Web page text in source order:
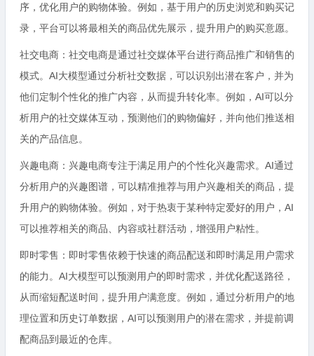
序，优化用户的购物体验。例如，基于用户的历史浏览和购买记
录，平台可以将最相关的商品优先展示，提升用户的购买意愿。
社交电商：社交电商是通过社交媒体平台进行商品推广和销售的
模式。AI大模型通过分析社交数据，可以识别出潜在客户，并为
他们定制个性化的推广内容，从而提升转化率。例如，AI可以分
析用户的社交媒体互动，预测他们的购物偏好，并向他们推送相
关的产品信息。
兴趣电商：兴趣电商专注于满足用户的个性化兴趣需求。AI通过
分析用户的兴趣图谱，可以精准推荐与用户兴趣相关的商品，提
升用户的购物体验。例如，对于热衷于某种特定爱好的用户，AI
可以推荐相关的商品、内容或社群活动，增强用户粘性。
即时零售：即时零售依赖于快速的商品配送和即时满足用户需求
的能力。AI大模型可以预测用户的即时需求，并优化配送路径，
从而缩短配送时间，提升用户满意度。例如，通过分析用户的地
理位置和历史订单数据，AI可以预测用户的潜在需求，并提前调
配商品到最近的仓库。